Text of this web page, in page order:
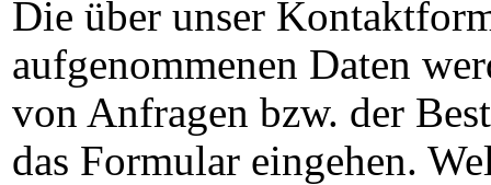
Die über unser
aufgenommenen Daten
von Anfragen bzw. der
das Formular eingehen.